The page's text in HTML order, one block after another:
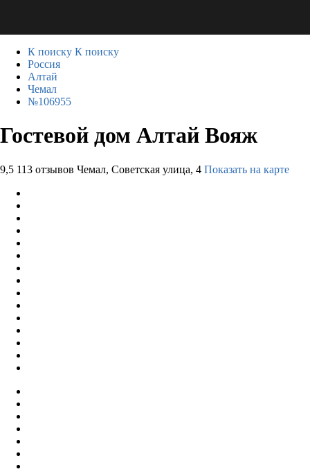
К поиску К поиску
Россия
Алтай
Чемал
№106955
Гостевой дом Алтай Вояж
9,5 113 отзывов Чемал, Советская улица, 4 Показать на карте